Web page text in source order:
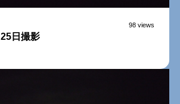
98 views
日撮影